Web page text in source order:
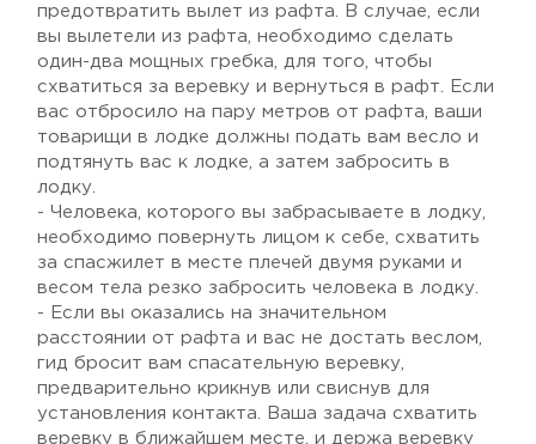
предотвратить вылет из рафта. В случае, если
вы вылетели из рафта, необходимо сделать
один-два мощных гребка, для того, чтобы
схватиться за веревку и вернуться в рафт. Если
вас отбросило на пару метров от рафта, ваши
товарищи в лодке должны подать вам весло и
подтянуть вас к лодке, а затем забросить в
лодку.
- Человека, которого вы забрасываете в лодку,
необходимо повернуть лицом к себе, схватить
за спасжилет в месте плечей двумя руками и
весом тела резко забросить человека в лодку.
- Если вы оказались на значительном
расстоянии от рафта и вас не достать веслом,
гид бросит вам спасательную веревку,
предварительно крикнув или свиснув для
установления контакта. Ваша задача схватить
веревку в ближайшем месте, и держа веревку